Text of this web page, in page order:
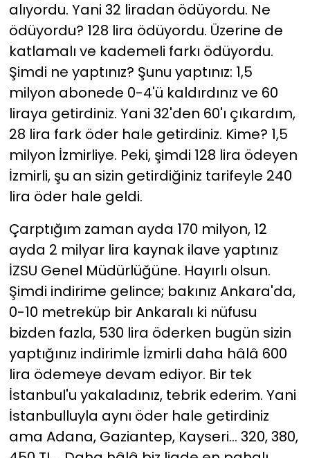
alıyordu. Yani 32 liradan ödüyordu. Ne
ödüyordu? 128 lira ödüyordu. Üzerine de
katlamalı ve kademeli farkı ödüyordu.
Şimdi ne yaptınız? Şunu yaptınız: 1,5
milyon abonede 0-4'ü kaldırdınız ve 60
liraya getirdiniz. Yani 32'den 60'ı çıkardım,
28 lira fark öder hale getirdiniz. Kime? 1,5
milyon İzmirliye. Peki, şimdi 128 lira ödeyen
İzmirli, şu an sizin getirdiğiniz tarifeyle 240
lira öder hale geldi.
Çarptığım zaman ayda 170 milyon, 12
ayda 2 milyar lira kaynak ilave yaptınız
İZSU Genel Müdürlüğüne. Hayırlı olsun.
Şimdi indirime gelince; bakınız Ankara'da,
0-10 metreküp bir Ankaralı ki nüfusu
bizden fazla, 530 lira öderken bugün sizin
yaptığınız indirimle İzmirli daha hâlâ 600
lira ödemeye devam ediyor. Bir tek
İstanbul'u yakaladınız, tebrik ederim. Yani
İstanbulluyla aynı öder hale getirdiniz
ama Adana, Gaziantep, Kayseri... 320, 380,